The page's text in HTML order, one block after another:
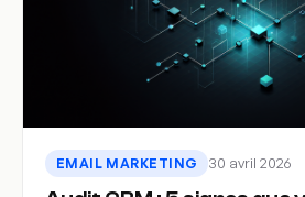
EMAIL MARKETING 30 avril 2026